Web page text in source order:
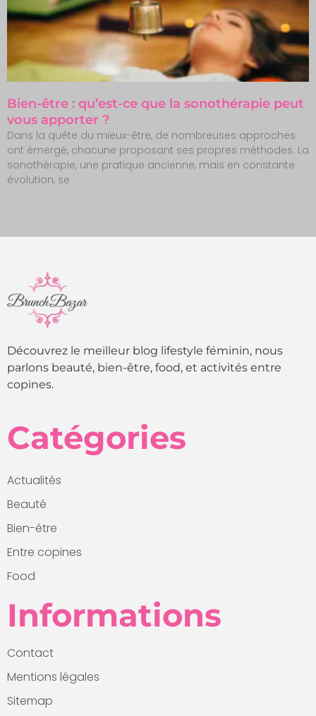
Bien-être : qu’est-ce que la sonothérapie peut
vous apporter ?
Dans la quête du mieux-être, de nombreuses approches
ont émergé, chacune proposant ses propres méthodes. La
sonothérapie, une pratique ancienne, mais en constante
évolution, se
Découvrez le meilleur blog lifestyle féminin, nous
parlons beauté, bien-être, food, et activités entre
copines.
Catégories
Actualités
Beauté
Bien-être
Entre copines
Food
Informations
Contact
Mentions légales
Sitemap